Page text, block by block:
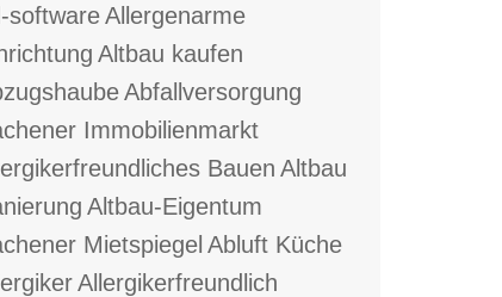
softwareAllergenarme
Altbau kaufen
Abfallversorgung
Immobilienmarkt
Bauen Altbau
Altbau-Eigentum
Mietspiegel Abluft Küche
Allergikerfreundlich